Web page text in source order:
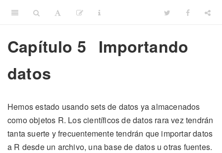
Capítulo 5
Importando
datos
Hemos estado usando sets de datos ya almacenados
como objetos R. Los científicos de datos rara vez tendrán
tanta suerte y frecuentemente tendrán que importar datos
a R desde un archivo, una base de datos u otras fuentes.